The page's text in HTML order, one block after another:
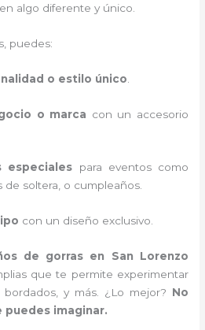
algo diferente y único.
puedes:
o estilo único
o marca con un accesorio
especiales para eventos como
de soltera, o cumpleaños.
con un diseño exclusivo.
de gorras en San Lorenzo
que te permite experimentar
y más. ¿Lo mejor? No
puedes imaginar.